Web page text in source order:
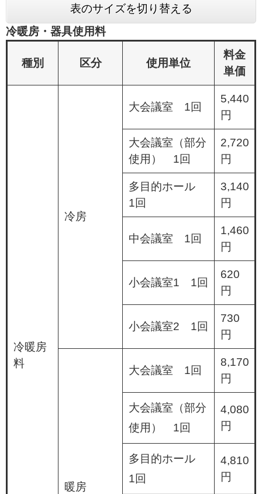
表のサイズを切り替える
冷暖房・器具使用料
種別 区分 使用単位
料金
単価
冷暖房
料
冷房
大会議室 1回
5,440
円
大会議室（部分
使用） 1回
2,720
円
多目的ホール
1回
3,140
円
中会議室 1回
1,460
円
小会議室1 1回
620
円
小会議室2 1回
730
円
暖房
大会議室 1回
8,170
円
大会議室（部分
使用） 1回
4,080
円
多目的ホール
1回
4,810
円